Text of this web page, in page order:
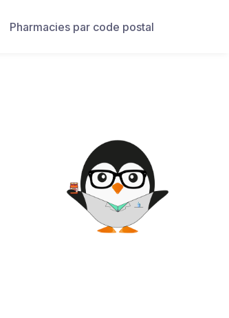
Pharmacies par code postal